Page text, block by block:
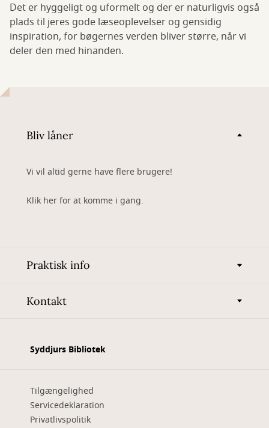
Det er hyggeligt og uformelt og der er naturligvis også
plads til jeres gode læseoplevelser og gensidig
inspiration, for bøgernes verden bliver større, når vi
deler den med hinanden.
Bliv låner
Vi vil altid gerne have flere brugere!
Klik her for at komme i gang.
Praktisk info
Kontakt
Syddjurs Bibliotek
Tilgængelighed
Servicedeklaration
Privatlivspolitik